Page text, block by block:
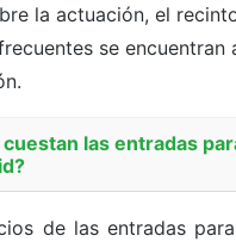
la actuación, el
se encuentran
las entradas
de las entradas